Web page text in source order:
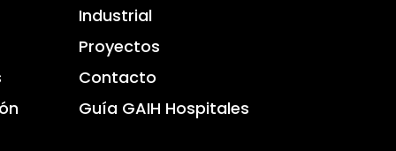
Industrial
Proyectos
Contacto
Guía GAIH Hospitales